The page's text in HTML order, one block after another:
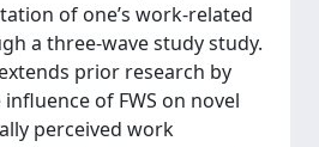
of one’s work-related
a three-wave study study.
prior research by
of FWS on novel
perceived work